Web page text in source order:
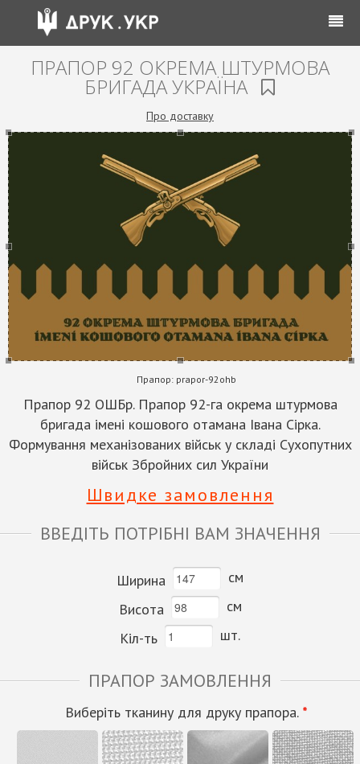
ПРАПОР 92 ОКРЕМА ШТУРМОВА
БРИГАДА УКРАЇНА
Про доставку
Прапор:prapor-92ohb
Прапор 92 ОШБр. Прапор 92-га окрема штурмова
бригада імені кошового отамана Івана Сірка.
Формування механізованих військ у складі Сухопутних
військ Збройних сил України
Швидке замовлення
ВВЕДІТЬ ПОТРІБНІ ВАМ ЗНАЧЕННЯ
Ширина
см
Висота
см
Кіл-ть
шт.
ПРАПОР ЗАМОВЛЕННЯ
Виберіть тканину для друку прапора. *